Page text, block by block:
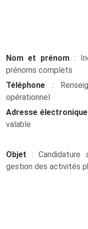
Nom et prénom :
prénoms complets
Téléphone :
opérationnel
Adresse électronique
valable
Objet : Candidature
gestion des activités